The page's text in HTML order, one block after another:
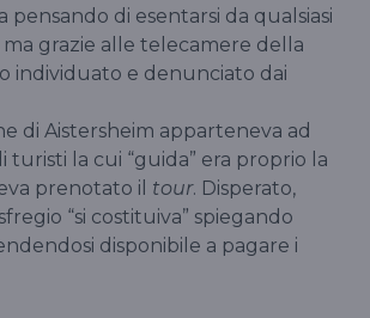
pensando di esentarsi da qualsiasi
ma grazie alle telecamere della
individuato e denunciato dai
di Aistersheim apparteneva ad
turisti la cui “guida” era proprio la
prenotato il tour. Disperato,
“si costituiva” spiegando
disponibile a pagare i